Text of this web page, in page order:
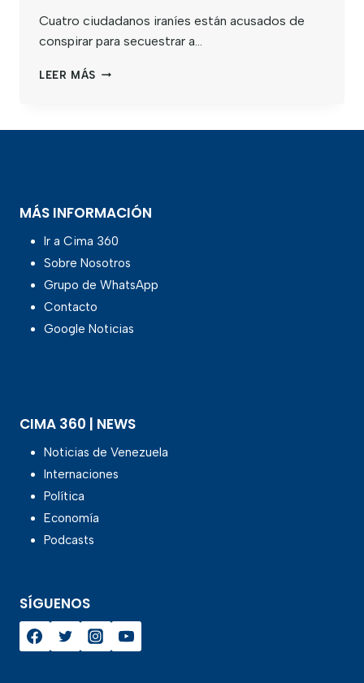
Cuatro ciudadanos iraníes están acusados de
conspirar para secuestrar a…
LEER MÁS
MÁS INFORMACIÓN
Ir a Cima 360
Sobre Nosotros
Grupo de WhatsApp
Contacto
Google Noticias
CIMA 360 | NEWS
Noticias de Venezuela
Internaciones
Política
Economía
Podcasts
SÍGUENOS